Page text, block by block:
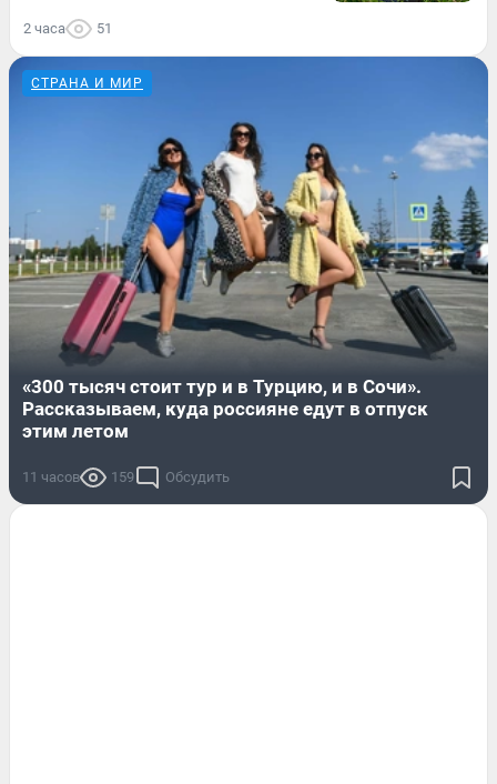
2 часа 51
СТРАНА И МИР
«300 тысяч стоит тур и в Турцию, и в Сочи».
Рассказываем, куда россияне едут в отпуск
этим летом
11 часов 159 Обсудить